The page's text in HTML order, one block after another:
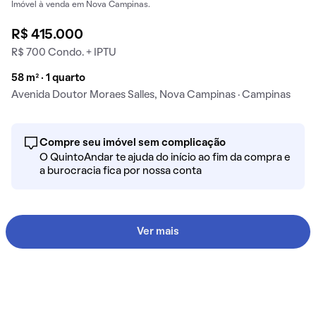
Imóvel à venda em Nova Campinas.
R$ 415.000
R$ 700 Condo. + IPTU
58 m² · 1 quarto
Avenida Doutor Moraes Salles, Nova Campinas · Campinas
Compre seu imóvel sem complicação
O QuintoAndar te ajuda do início ao fim da compra e
a burocracia fica por nossa conta
Ver mais